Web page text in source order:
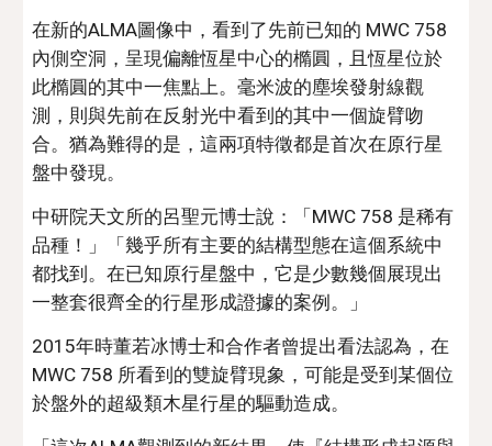
在新的ALMA圖像中，看到了先前已知的 MWC 758
內側空洞，呈現偏離恆星中心的橢圓，且恆星位於
此橢圓的其中一焦點上。毫米波的塵埃發射線觀
測，則與先前在反射光中看到的其中一個旋臂吻
合。猶為難得的是，這兩項特徵都是首次在原行星
盤中發現。
中研院天文所的呂聖元博士說：「MWC 758 是稀有
品種！」「幾乎所有主要的結構型態在這個系統中
都找到。在已知原行星盤中，它是少數幾個展現出
一整套很齊全的行星形成證據的案例。」
2015年時董若冰博士和合作者曾提出看法認為，在
MWC 758 所看到的雙旋臂現象，可能是受到某個位
於盤外的超級類木星行星的驅動造成。